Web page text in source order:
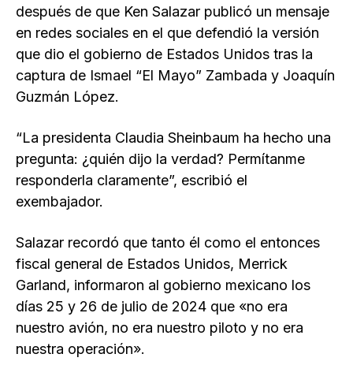
después de que Ken Salazar publicó un mensaje
en redes sociales en el que defendió la versión
que dio el gobierno de Estados Unidos tras la
captura de Ismael “El Mayo” Zambada y Joaquín
Guzmán López.
“La presidenta Claudia Sheinbaum ha hecho una
pregunta: ¿quién dijo la verdad? Permítanme
responderla claramente”, escribió el
exembajador.
Salazar recordó que tanto él como el entonces
fiscal general de Estados Unidos, Merrick
Garland, informaron al gobierno mexicano los
días 25 y 26 de julio de 2024 que «no era
nuestro avión, no era nuestro piloto y no era
nuestra operación».